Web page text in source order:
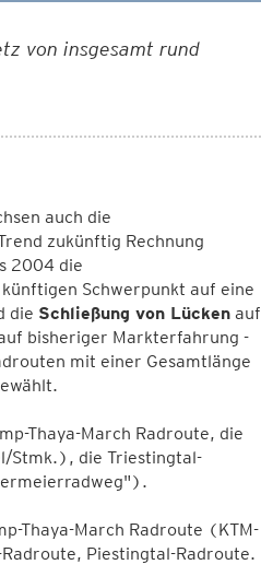
von insgesamt rund
auch die
zukünftig Rechnung
2004 die
Schwerpunkt auf eine
die Schließung von Lücken auf
bisheriger Markterfahrung -
mit einer Gesamtlänge
Thaya-March Radroute, die
Stmk.), die Triestingtal-
Thaya-March Radroute (KTM-
Piestingtal-Radroute.